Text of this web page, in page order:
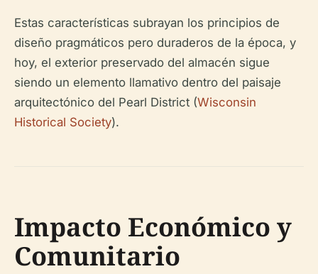
Estas características subrayan los principios de
diseño pragmáticos pero duraderos de la época, y
hoy, el exterior preservado del almacén sigue
siendo un elemento llamativo dentro del paisaje
arquitectónico del Pearl District (Wisconsin
Historical Society).
Impacto Económico y
Comunitario